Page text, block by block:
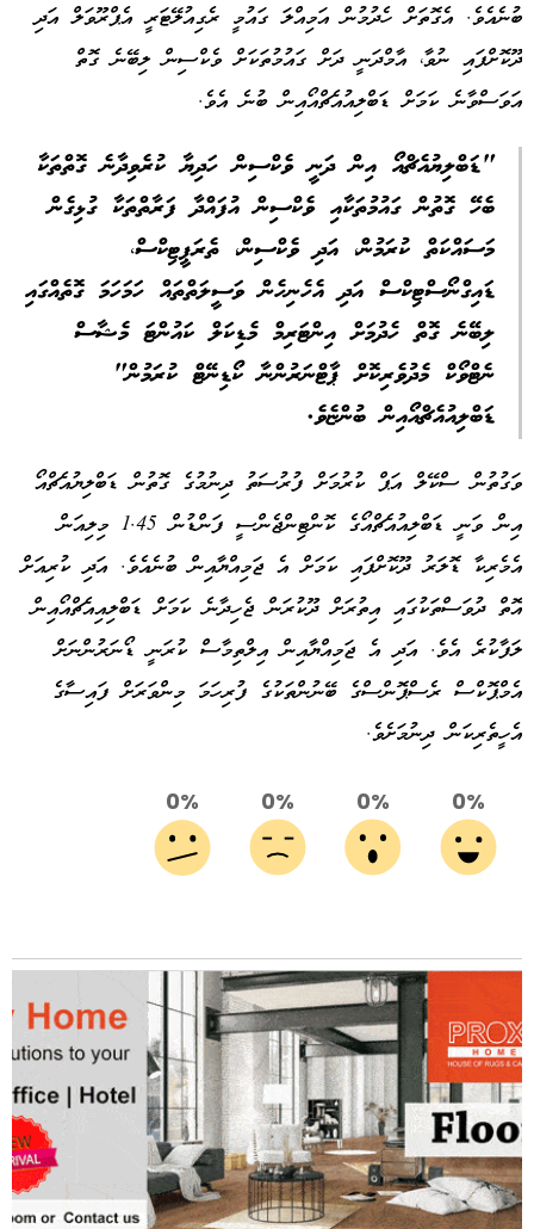
ބުނެއެވެ. އެގޮތަށް ހެދުމުން އަމިއްލަ ގައުމީ ރެގިއުލޭޓަރީ އެޕްރޫވަލް އަދި
ދޫކޮށްފައި ނުވާ، އާމްދަނީ ދަށް ގައުމުތަކަށް ވެކްސިން ލިބޭނެ ގޮތް
އަވަސްވާނެ ކަމަށް ޑަބްލިއުއެޗްއޯއިން ބުނެ އެވެ.
"ޑަބްލިޔުއެޗްއޯ އިން ދަނީ ވެކްސިން ހަދިޔާ ކުރެވިދާނެ ގޮތްތަކާ
ބެހޭ ގޮތުން ގައުމުތަކާއި ވެކްސިން އުފައްދާ ފަރާތްތަކާ ގުޅިގެން
މަސައްކަތް ކުރަމުން، އަދި ވެކްސިން، ތެރަޕީޓިކްސް،
ޑައިގްނޯސްޓިކްސް އަދި އެހެނިހެން ވަސީލަތްތައް ހަމަހަމަ ގޮތެއްގައި
ލިބޭނެ ގޮތް ހެދުމަށް އިންޓަރިމް މެޑިކަލް ކައުންޓަ މެޝާސް
ނެޓްވޯކް މެދުވެރިކޮށް ޕާޓްނަރުންނާ ކޯޑިނޭޓް ކުރަމުން"
ޑަބްލިއުއެޗްއޯއިން ބުންޏެވެ.
ވަގުތުން ސްކޭލް އަޕް ކުރުމަށް ފުރުސަތު ދިނުމުގެ ގޮތުން ޑަބްލިޔުއެޗްއޯ
އިން ވަނީ ޑަބްލިއުއެޗްއޯގެ ކޮންޓިންޖެންސީ ފަންޑުން 1.45 މިލިއަން
އެމެރިކާ ޑޮލަރު ދޫކޮށްފައި ކަމަށް އެ ޖަމިއްޔާއިން ބުނެއެވެ. އަދި ކުރިއަށް
އޮތް ދުވަސްތަކުގައި އިތުރަށް ދޫކުރަން ޖެހިދާނެ ކަމަށް ޑަބްލިއިއެޗްއޯއިން
ލަފާކުރެ އެވެ. އަދި އެ ޖަމިއްޔާއިން އިލްތިމާސް ކުރަނީ ޑޯނަރުންނަށް
އެމްޕޮކްސް ރެސްޕޮންސްގެ ބޭނުންތަކުގެ ފުރިހަމަ މިންވަރަށް ފައިސާގެ
އެހީތެރިކަން ދިނުމަށެވެ.
0%
0%
0%
0%